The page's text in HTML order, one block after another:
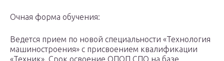
Очная форма обучения:
Ведется прием по новой специальности «Технология
машиностроения» с присвоением квалификации
«Техник». Срок освоение ОПОП СПО на базе